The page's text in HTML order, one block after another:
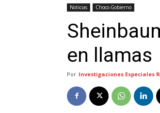
Noticias Choco-Gobierno
en llamas
Por Investigaciones Especiales